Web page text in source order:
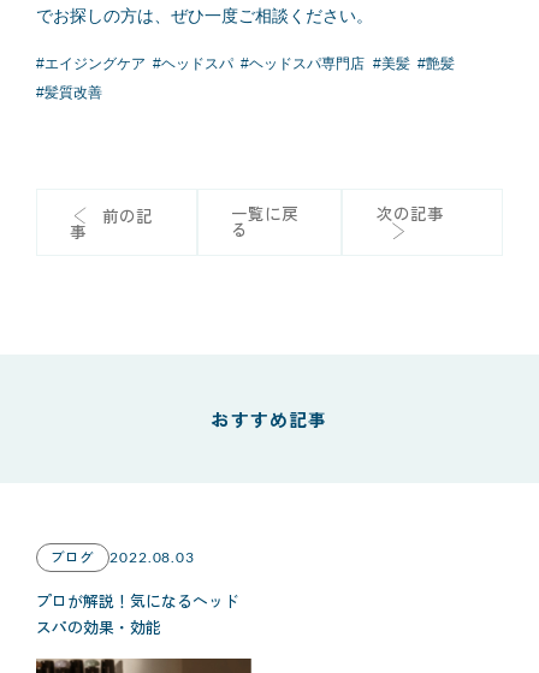
でお探しの方は、ぜひ一度ご相談ください。
#エイジングケア #ヘッドスパ #ヘッドスパ専門店 #美髪 #艶髪
#髪質改善
前の記
事
一覧に戻
る
次の記事
おすすめ記事
ブログ 2022.08.03
プロが解説！気になるヘッド
スパの効果・効能